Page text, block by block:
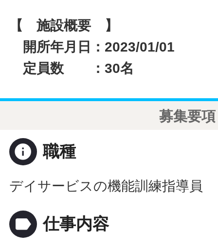
【 施設概要 】
開所年月日：2023/01/01
定員数 ：30名
募集要項
info 職種
デイサービスの機能訓練指導員
label 仕事内容